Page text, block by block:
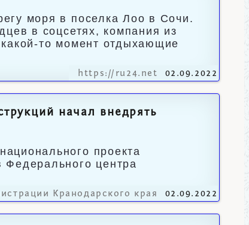
моря в поселка Лоо в Сочи.
в соцсетях, компания из
то момент отдыхающие
https://ru24.net 02.09.2022
начал внедрять
проекта
Федерального центра
Кранодарского края 02.09.2022